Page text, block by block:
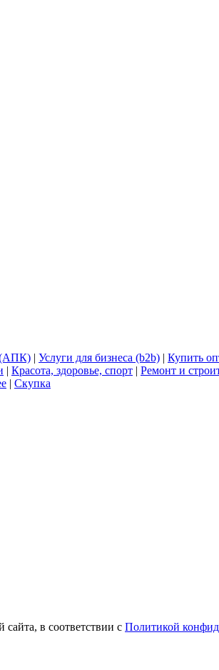
(АПК) | Услуги для бизнеса (b2b) | Купить
| Красота, здоровье, спорт | Ремонт и
| Скупка
в соответствии с Политикой